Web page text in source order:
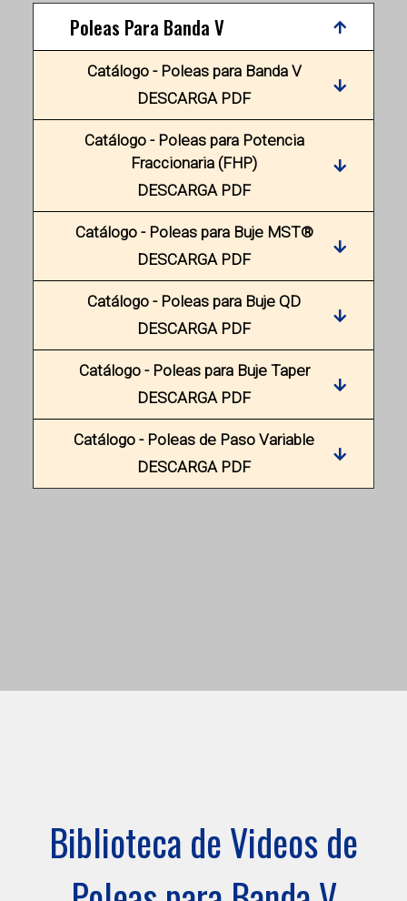
Poleas Para Banda V
Catálogo - Poleas para Banda V
DESCARGA PDF
Catálogo - Poleas para Potencia
Fraccionaria (FHP)
DESCARGA PDF
Catálogo - Poleas para Buje MST®
DESCARGA PDF
Catálogo - Poleas para Buje QD
DESCARGA PDF
Catálogo - Poleas para Buje Taper
DESCARGA PDF
Catálogo - Poleas de Paso Variable
DESCARGA PDF
Biblioteca de Videos de